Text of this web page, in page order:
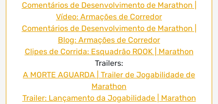
Comentários de Desenvolvimento de Marathon |
Vídeo: Armações de Corredor
Comentários de Desenvolvimento de Marathon |
Blog: Armações de Corredor
Clipes de Corrida: Esquadrão ROOK | Marathon
Trailers:
A MORTE AGUARDA | Trailer de Jogabilidade de
Marathon
Trailer: Lançamento da Jogabilidade | Marathon